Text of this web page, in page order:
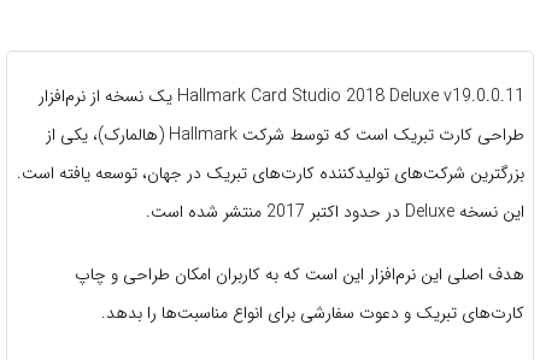
Hallmark Card Studio 2018 Deluxe v19.0.0.11 یک نسخه از نرم‌افزار
طراحی کارت تبریک است که توسط شرکت Hallmark (هالمارک)، یکی از
بزرگترین شرکت‌های تولیدکننده کارت‌های تبریک در جهان، توسعه یافته است.
این نسخه Deluxe در حدود اکتبر 2017 منتشر شده است.
هدف اصلی این نرم‌افزار این است که به کاربران امکان طراحی و چاپ
کارت‌های تبریک و دعوت سفارشی برای انواع مناسبت‌ها را بدهد.